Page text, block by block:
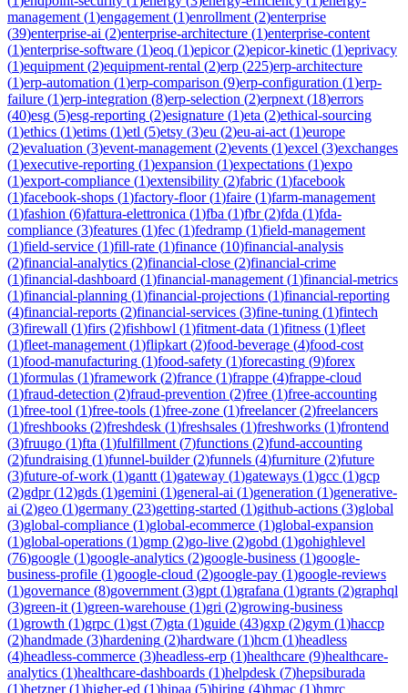
management (1)engagement (1)enrollment (2)enterprise
(39)enterprise-ai (2)enterprise-architecture (1)enterprise-content
(1)enterprise-software (1)eoq (1)epicor(2)epicor-kinetic (1)eprivacy
(1)equipment (2)equipment-rental (2)erp (225)erp-architecture
(1)erp-automation (1)erp-comparison (9)erp-configuration (1)erp-
failure (1)erp-integration (8)erp-selection (2)erpnext (18)errors
(40)esg (5)esg-reporting (2)esignature (1)eta (2)ethical-sourcing
(1)ethics (1)etims (1)etl (5)etsy (3)eu (2)eu-ai-act (1)europe
(2)evaluation (3)event-management (2)events (1)excel (3)exchanges
(1)executive-reporting (1)expansion (1)expectations (1)expo
(1)export-compliance (1)extensibility (2)fabric (1)facebook
(1)facebook-shops (1)factory-floor(1)faire (1)farm-management
(1)fashion (6)fattura-elettronica (1)fba (1)fbr(2)fda (1)fda-
compliance (3)features (1)fec (1)fedramp (1)field-management
(1)field-service (1)fill-rate (1)finance (10)financial-analysis
(2)financial-analytics (2)financial-close (2)financial-crime
(1)financial-dashboard (1)financial-management (1)financial-metrics
(1)financial-planning (1)financial-projections (1)financial-reporting
(4)financial-reports (2)financial-services (3)fine-tuning (1)fintech
(3)firewall (1)firs (2)fishbowl (1)fitment-data (1)fitness (1)fleet
(1)fleet-management (1)flipkart (2)food-beverage (4)food-cost
(1)food-manufacturing (1)food-safety (1)forecasting (9)forex
(1)formulas (1)framework (2)france (1)frappe (4)frappe-cloud
(1)fraud-detection (2)fraud-prevention (2)free (1)free-accounting
(1)free-tool (1)free-tools (1)free-zone (1)freelancer(2)freelancers
(1)freshbooks (2)freshdesk (1)freshsales (1)freshworks (1)frontend
(3)fruugo (1)fta (1)fulfillment (7)functions (2)fund-accounting
(2)fundraising (1)funnel-builder(2)funnels (4)furniture (2)future
(3)future-of-work (1)gantt (1)gateway (1)gateways (1)gcc (1)gcp
(2)gdpr(12)gds (1)gemini (1)general-ai (1)generation (1)generative-
ai (2)geo (1)germany (23)getting-started (1)github-actions (3)global
(3)global-compliance (1)global-ecommerce (1)global-expansion
(1)global-operations (1)gmp (2)go-live (2)gobd (1)gohighlevel
(76)google (1)google-analytics (2)google-business (1)google-
business-profile (1)google-cloud (2)google-pay (1)google-reviews
(1)governance (8)government (3)gpt (1)grafana (1)grants (2)graphql
(3)green-it (1)green-warehouse (1)gri (2)growing-business
(1)growth (1)grpc (1)gst (7)gta (1)guide (43)gxp (2)gym (1)haccp
(2)handmade (3)hardening (2)hardware (1)hcm (1)headless
(4)headless-commerce (3)headless-erp (1)healthcare (9)healthcare-
analytics (1)healthcare-dashboards (1)helpdesk (7)hepsiburada
(1)hetzner(1)higher-ed (1)hipaa (5)hiring (4)hmac (1)hmrc